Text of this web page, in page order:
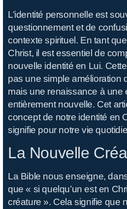
L’identité personnelle est
questionnement et de
contexte spirituel. En tant
Christ, il est essentiel de
nouvelle identité en Lui.
pas une simple amélioration
mais une renaissance à une
entièrement nouvelle. Cet
concept de notre identité en
signifie pour notre vie
La Nouvelle
La Bible nous enseigne,
que « si quelqu’un est en
créature ». Cela signifie que